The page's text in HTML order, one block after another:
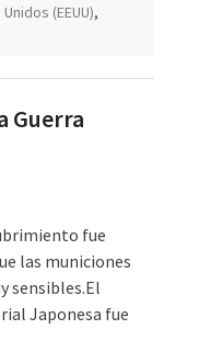
(EEUU),
Guerra
fue
las municiones
sensibles.El
Japonesa fue